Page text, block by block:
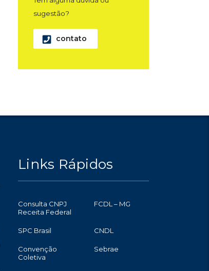
sugestão?
contato
Links Rápidos
Consulta CNPJ
Receita Federal
FCDL – MG
SPC Brasil CNDL
Convenção
Coletiva
Sebrae